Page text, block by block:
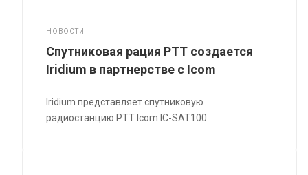
НОВОСТИ
Спутниковая рация PTT создается
Iridium в партнерстве с Icom
Iridium представляет спутниковую
радиостанцию PTT Icom IC-SAT100